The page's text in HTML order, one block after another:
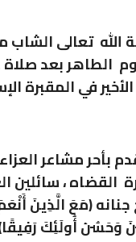
الله تعالى
الطاهر بعد صلاة
في المقبرة
بأحر مشاعر
، سائلين
(مَعَ الَّذِينَ أَنْعَمَ
وَحَسُنَ أُولَئِكَ